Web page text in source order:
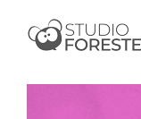
contenuto